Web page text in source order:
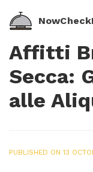
Affitti
Secca:
alle
PUBLISHED ON 13